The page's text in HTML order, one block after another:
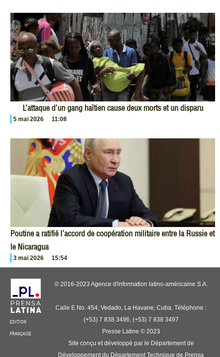
L’attaque d’un gang haïtien cause deux morts et un disparu
5 mai 2026 11:08
Poutine a ratifié l’accord de coopération militaire entre la Russie et
le Nicaragua
3 mai 2026 15:54
ÉDITION
FRANÇAISE
© 2016-2023 Agence d'information latino-américaine S.A.
Calle E No. 454, Vedado, La Havane, Cuba. Téléphone :
(+53) 7 838 3496, (+53) 7 838 3497
Presse Latine © 2023
Site conçu et développé par le Département de
Développement du Département Technique de Prensa